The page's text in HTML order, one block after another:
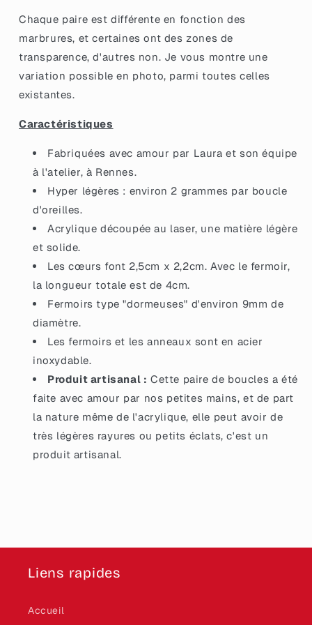
acrylique
orange,
blanche,
noire
et
transparente
acrylique
orange,
blanche,
noire
Chaque paire est différente en fonction des
marbrures, et certaines ont des zones de
transparence, d'autres non. Je vous montre une
variation possible en photo, parmi toutes celles
existantes.
Caractéristiques
Fabriquées avec amour par Laura et son équipe
à l'atelier, à Rennes.
Hyper légères : environ 2 grammes par boucle
d'oreilles.
Acrylique découpée au laser, une matière légère
et solide.
Les cœurs font 2,5cm x 2,2cm. Avec le fermoir,
la longueur totale est de 4cm.
Fermoirs type "dormeuses" d'environ 9mm de
diamètre.
Les fermoirs et les anneaux sont en acier
inoxydable.
Produit artisanal : Cette paire de boucles a été
faite avec amour par nos petites mains, et de part
la nature même de l'acrylique, elle peut avoir de
très légères rayures ou petits éclats, c'est un
produit artisanal.
Liens rapides
Accueil